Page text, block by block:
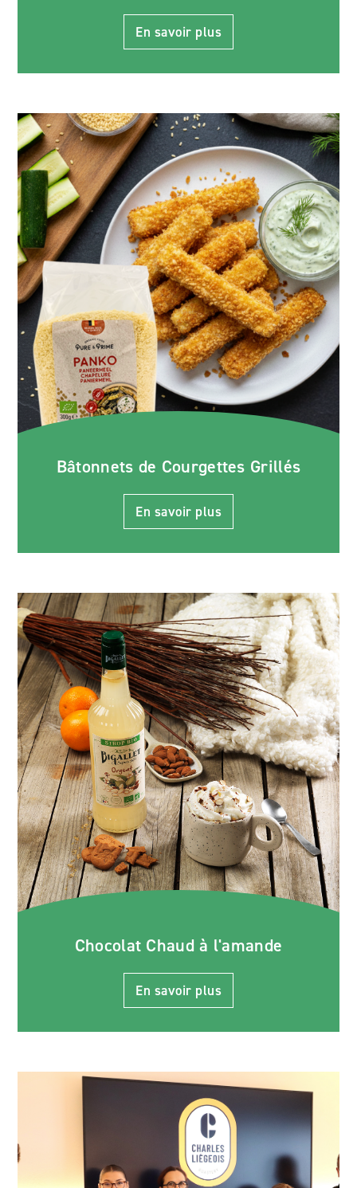
En savoir plus
Bâtonnets de Courgettes Grillés
En savoir plus
Chocolat Chaud à l'amande
En savoir plus